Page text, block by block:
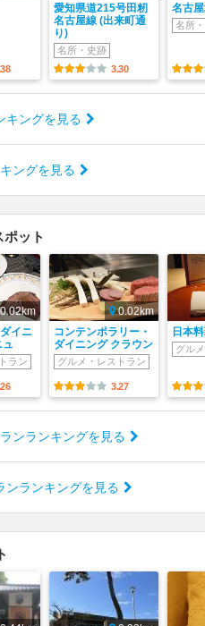
愛知県道215号田籾
名古屋線 (出来町通
り)
名所・史跡
3.30
名古
名所
キングを見る
ングを見る
ット
0.02km
イニ
ラン
0.02km
コンテンポラリー・
ダイニング クラウン
グルメ・レストラン
3.27
日本
グル
ンランキングを見る
ンランキングを見る